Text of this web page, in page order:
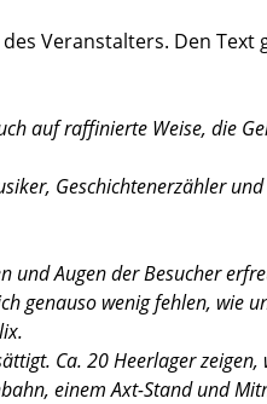
Veranstalters. Den Text
auf raffinierte Weise, die
Geschichtenerzähler
und Augen der Besucher
genauso wenig fehlen, wie
Ca. 20 Heerlager
einem Axt-Stand und